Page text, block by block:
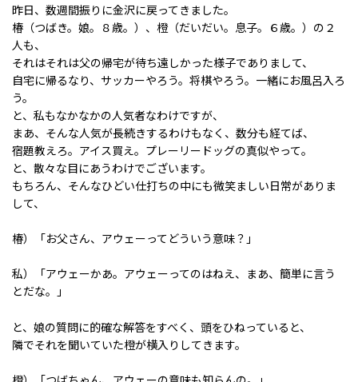
昨日、数週間振りに金沢に戻ってきました。
椿（つばき。娘。８歳。）、橙（だいだい。息子。６歳。）の２
人も、
それはそれは父の帰宅が待ち遠しかった様子でありまして、
自宅に帰るなり、サッカーやろう。将棋やろう。一緒にお風呂入ろ
う。
と、私もなかなかの人気者なわけですが、
まあ、そんな人気が長続きするわけもなく、数分も経てば、
宿題教えろ。アイス買え。プレーリードッグの真似やって。
と、散々な目にあうわけでございます。
もちろん、そんなひどい仕打ちの中にも微笑ましい日常がありま
して、
椿）「お父さん、アウェーってどういう意味？」
私）「アウェーかあ。アウェーってのはねえ、まあ、簡単に言う
とだな。」
と、娘の質問に的確な解答をすべく、頭をひねっていると、
隣でそれを聞いていた橙が横入りしてきます。